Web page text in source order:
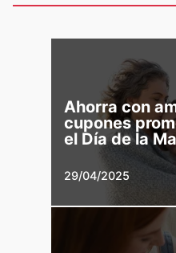
Ahorra con
cupones
el Día de la
29/04/2025